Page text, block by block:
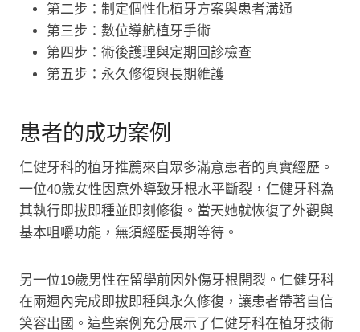
第二步：制定個性化植牙方案與患者溝通
第三步：數位導航植牙手術
第四步：術後護理與定期回診檢查
第五步：永久修復與長期維護
患者的成功案例
仁健牙科的植牙推薦來自眾多滿意患者的真實經歷。
一位40歲女性因意外導致牙根水平斷裂，仁健牙科為
其執行即拔即種並即刻修復。當天她就恢復了外觀與
基本咀嚼功能，無須經歷長期等待。
另一位19歲男性在留學前因外傷牙根開裂。仁健牙科
在兩週內完成即拔即種與永久修復，讓患者帶著自信
笑容出國。這些案例充分展示了仁健牙科在植牙技術